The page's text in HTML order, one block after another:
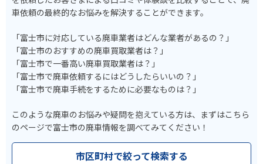
車依頼の最終的なお悩みを解決することができます。
「富士市に対応している廃車業者はどんな業者があるの？」
「富士市のおすすめの廃車買取業者は？」
「富士市で一番高い廃車買取業者は？」
「富士市で廃車依頼するにはどうしたらいいの？」
「富士市で廃車手続をするために必要なものは？」
このような廃車のお悩みや疑問を抱えている方は、まずはこちら
のページで富士市の廃車情報を調べてみてください！
市区町村で絞って検索する